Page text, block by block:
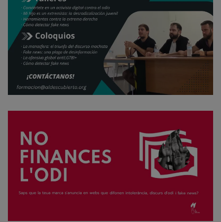
Opciones de cookies
Rechazar cookies Política de cookies